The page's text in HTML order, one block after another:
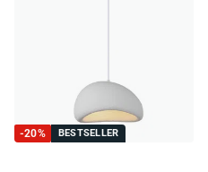
-20% BESTSELLER